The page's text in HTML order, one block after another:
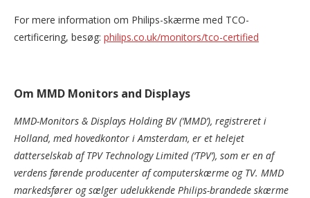
For mere information om Philips-skærme med TCO-
certificering, besøg: philips.co.uk/monitors/tco-certified
Om MMD Monitors and Displays
MMD-Monitors & Displays Holding BV (‘MMD’), registreret i
Holland, med hovedkontor i Amsterdam, er et helejet
datterselskab af TPV Technology Limited (‘TPV’), som er en af
verdens førende producenter af computerskærme og TV. MMD
markedsfører og sælger udelukkende Philips-brandede skærme